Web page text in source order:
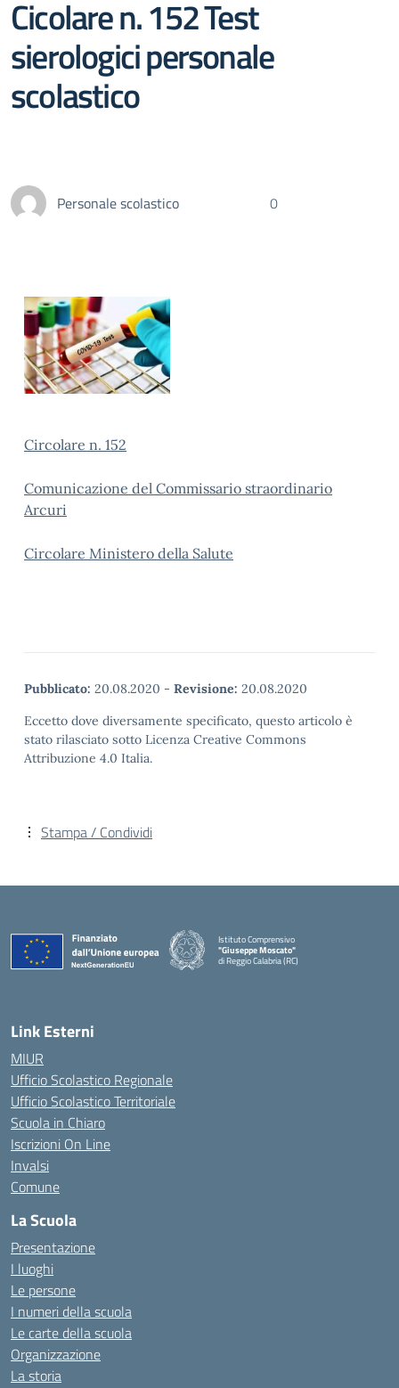
Cicolare n. 152 Test
sierologici personale
scolastico
Personale scolastico 0
Circolare n. 152
Comunicazione del Commissario straordinario
Arcuri
Circolare Ministero della Salute
Pubblicato: 20.08.2020 - Revisione: 20.08.2020
Eccetto dove diversamente specificato, questo articolo è
stato rilasciato sotto Licenza Creative Commons
Attribuzione 4.0 Italia.
Stampa / Condividi
Istituto Comprensivo
"Giuseppe Moscato"
di Reggio Calabria (RC)
— Visita la pagina iniziale della scuola
Link Esterni
MIUR
Ufficio Scolastico Regionale
Ufficio Scolastico Territoriale
Scuola in Chiaro
Iscrizioni On Line
Invalsi
Comune
La Scuola
Presentazione
I luoghi
Le persone
I numeri della scuola
Le carte della scuola
Organizzazione
La storia